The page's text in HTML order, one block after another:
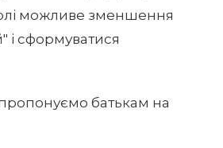
можливе зменшення
і сформуватися
пропонуємо батькам на